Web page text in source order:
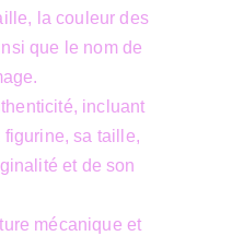
la couleur des
que le nom de
incluant
sa taille,
et de son
mécanique et